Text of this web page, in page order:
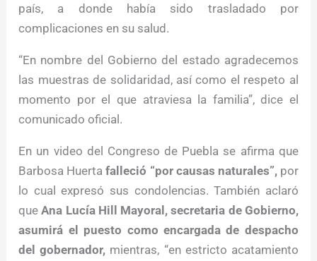
país, a donde había sido trasladado por
complicaciones en su salud.
“En nombre del Gobierno del estado agradecemos
las muestras de solidaridad, así como el respeto al
momento por el que atraviesa la familia”, dice el
comunicado oficial.
En un video del Congreso de Puebla se afirma que
Barbosa Huerta falleció “por causas naturales”,por
lo cual expresó sus condolencias. También aclaró
queAna Lucía Hill Mayoral, secretaria de Gobierno,
asumirá el puesto como encargada de despacho
del gobernador, mientras, “en estricto acatamiento